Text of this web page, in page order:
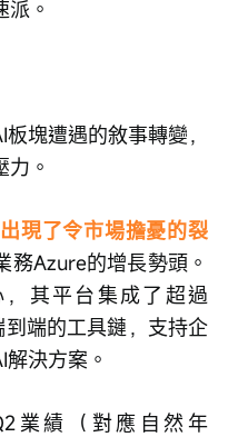
。
塊遭遇的敘事轉變，
。
現了令市場擔憂的裂
務Azure的增長勢頭。
其平台集成了超過
到端的工具鏈，支持企
決方案。
業績（對應自然年